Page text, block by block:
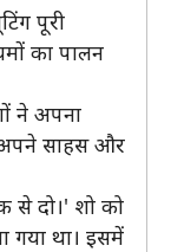
पूरी
का पालन
ने अपना
साहस और
से दो।' शो को
गया था। इसमें